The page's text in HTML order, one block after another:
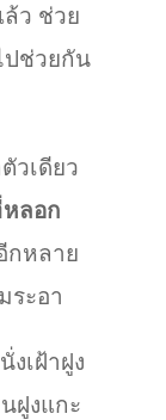
ว ช่วย
ปช่วยกัน
วเดียว
หลอก
กหลาย
ระอา
เฝ้าฝูง
ฝูงแกะ